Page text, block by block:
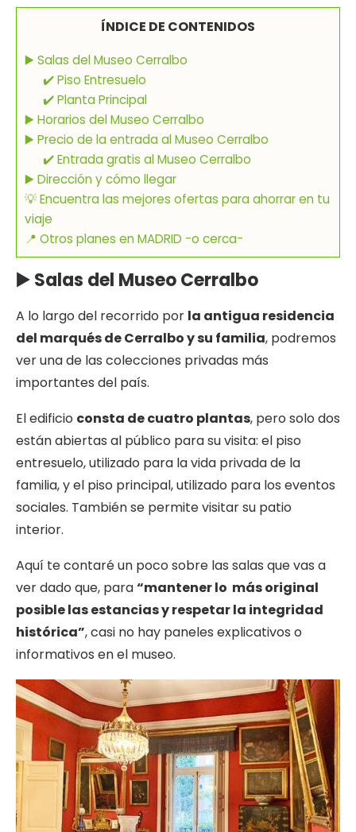
ÍNDICE DE CONTENIDOS
▶️ Salas del Museo Cerralbo
✔️ Piso Entresuelo
✔️ Planta Principal
▶️ Horarios del Museo Cerralbo
▶️ Precio de la entrada al Museo Cerralbo
✔️ Entrada gratis al Museo Cerralbo
▶️ Dirección y cómo llegar
💡 Encuentra las mejores ofertas para ahorrar en tu
viaje
📍 Otros planes en MADRID -o cerca-
▶️ Salas del Museo Cerralbo
A lo largo del recorrido por la antigua residencia
del marqués de Cerralbo y su familia, podremos
ver una de las colecciones privadas más
importantes del país.
El edificio consta de cuatro plantas, pero solo dos
están abiertas al público para su visita: el piso
entresuelo, utilizado para la vida privada de la
familia, y el piso principal, utilizado para los eventos
sociales. También se permite visitar su patio
interior.
Aquí te contaré un poco sobre las salas que vas a
ver dado que, para“mantener lo más original
posible las estancias y respetar la integridad
histórica”, casi no hay paneles explicativos o
informativos en el museo.